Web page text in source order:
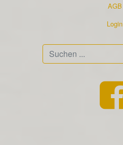
AGB
Login